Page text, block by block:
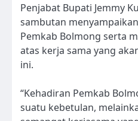
Penjabat Bupati Jemmy
sambutan
Pemkab Bolmong serta
atas kerja sama yang
ini.
“Kehadiran Pemkab
suatu kebetulan,